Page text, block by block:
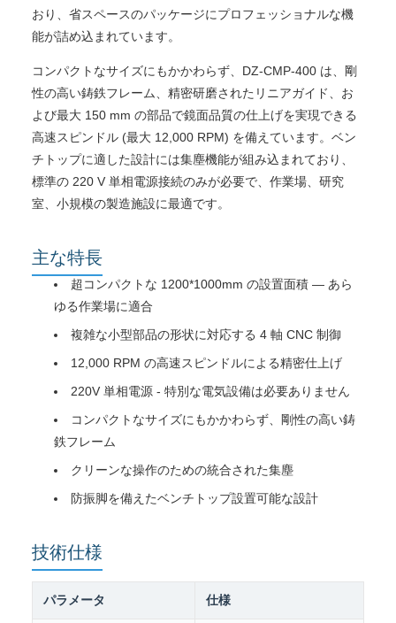
おり、省スペースのパッケージにプロフェッショナルな機
能が詰め込まれています。
コンパクトなサイズにもかかわらず、DZ-CMP-400 は、剛
性の高い鋳鉄フレーム、精密研磨されたリニアガイド、お
よび最大 150 mm の部品で鏡面品質の仕上げを実現できる
高速スピンドル (最大 12,000 RPM) を備えています。ベン
チトップに適した設計には集塵機能が組み込まれており、
標準の 220 V 単相電源接続のみが必要で、作業場、研究
室、小規模の製造施設に最適です。
主な特長
超コンパクトな 1200*1000mm の設置面積 — あら
ゆる作業場に適合
複雑な小型部品の形状に対応する 4 軸 CNC 制御
12,000 RPM の高速スピンドルによる精密仕上げ
220V 単相電源 - 特別な電気設備は必要ありません
コンパクトなサイズにもかかわらず、剛性の高い鋳
鉄フレーム
クリーンな操作のための統合された集塵
防振脚を備えたベンチトップ設置可能な設計
技術仕様
パラメータ 仕様